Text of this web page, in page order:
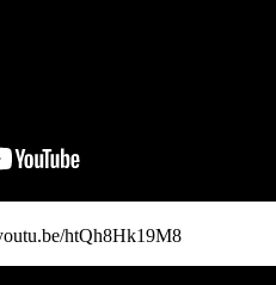
htQh8Hk19M8